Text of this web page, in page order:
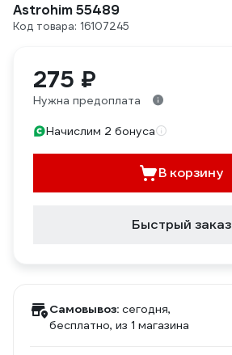
Astrohim 55489
Код товара: 16107245
275 ₽
Нужна предоплата
Начислим 2 бонуса
В корзину
Быстрый заказ
Самовывоз: сегодня,
бесплатно, из 1 магазина